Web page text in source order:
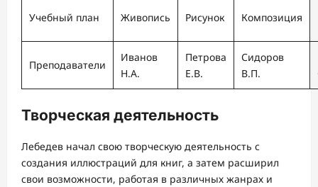
Учебный план Живопись Рисунок Композиция
Преподаватели
Иванов
Н.А.
Петрова
Е.В.
Сидоров
В.П.
Творческая деятельность
Лебедев начал свою творческую деятельность с
создания иллюстраций для книг, а затем расширил
свои возможности, работая в различных жанрах и